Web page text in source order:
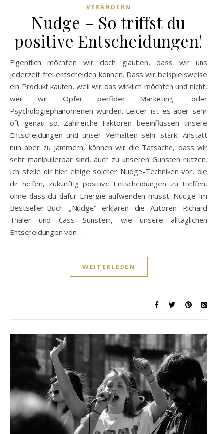
VERÄNDERN
Nudge – So triffst du
positive Entscheidungen!
Eigentlich möchten wir doch glauben, dass wir uns
jederzeit frei entscheiden können. Dass wir beispielsweise
ein Produkt kaufen, weil wir das wirklich möchten und nicht,
weil wir Opfer perfider Marketing- oder
Psychologiephänomenen wurden. Leider ist es aber sehr
oft genau so. Zahlreiche Faktoren beeinflussen unsere
Entscheidungen und unser Verhalten sehr stark. Anstatt
nun aber zu jammern, können wir die Tatsache, dass wir
sehr manipulierbar sind, auch zu unseren Gunsten nutzen.
Ich stelle dir hier einige solcher Nudge-Techniken vor, die
dir helfen, zukünftig positive Entscheidungen zu treffen,
ohne dass du dafür Energie aufwenden musst. Nudge Im
Bestseller-Buch „Nudge“ erklären die Autoren Richard
Thaler und Cass Sunstein, wie unsere alltäglichen
Entscheidungen von…
WEITERLESEN